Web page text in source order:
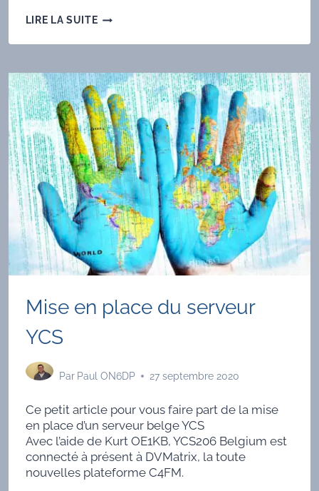
LIRE LA SUITECQ
POLYGLOTTES
Mise en place du serveur
YCS
Par Paul ON6DP 27 septembre 2020
Ce petit article pour vous faire part de la mise
en place d’un serveur belge YCS
Avec l’aide de Kurt OE1KB, YCS206 Belgium est
connecté à présent à DVMatrix, la toute
nouvelles plateforme C4FM.